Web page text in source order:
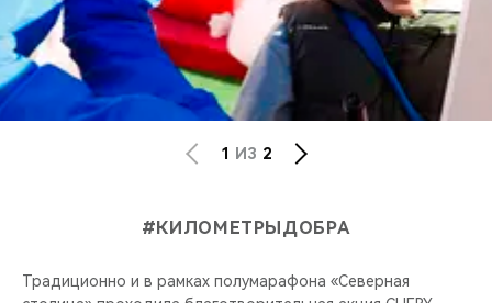
1 ИЗ 2
#КИЛОМЕТРЫДОБРА
Традиционно и в рамках полумарафона «Северная